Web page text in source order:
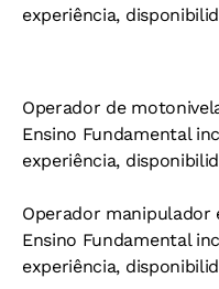
experiência,
Operador de
Ensino Fundamental
experiência,
Operador manipulador
Ensino Fundamental
experiência,